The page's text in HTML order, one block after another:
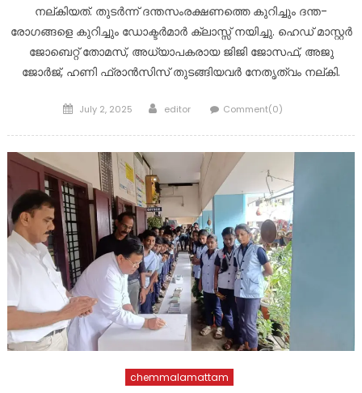
നല്കിയത്. തുടർന്ന് ദന്തസംരക്ഷണത്തെ കുറിച്ചും ദന്ത-
രോഗങ്ങളെ കുറിച്ചും ഡോക്ടർമാർ ക്ലാസ്സ് നയിച്ചു. ഹെഡ് മാസ്റ്റർ
ജോബെറ്റ് തോമസ്, അധ്യാപകരായ ജിജി ജോസഫ്, അജു
ജോർജ്, ഹണി ഫ്രാൻസിസ് തുടങ്ങിയവർ നേതൃത്വം നല്കി.
Posted
July 2, 2025 Author
editor Comment(0)
chemmalamattam